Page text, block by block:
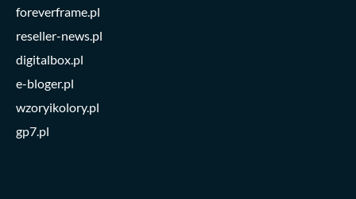
foreverframe.pl
reseller-news.pl
digitalbox.pl
e-bloger.pl
wzoryikolory.pl
gp7.pl